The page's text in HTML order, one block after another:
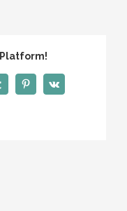
Platform!
Tumblr PinterestVk